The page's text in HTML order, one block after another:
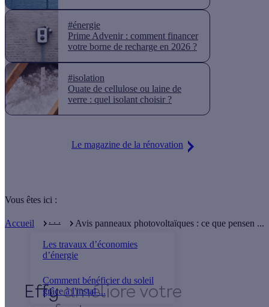
#énergie
Prime Advenir : comment financer
votre borne de recharge en 2026 ?
#isolation
Ouate de cellulose ou laine de
verre : quel isolant choisir ?
Le magazine de la rénovation
Vous êtes ici :
Accueil . . .
Les travaux d’économies
d’énergie
Comment bénéficier du soleil
grâce à l'instal ...
Avis panneaux photovoltaïques : ce que pensen ...
Effy